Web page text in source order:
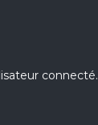
connecté.